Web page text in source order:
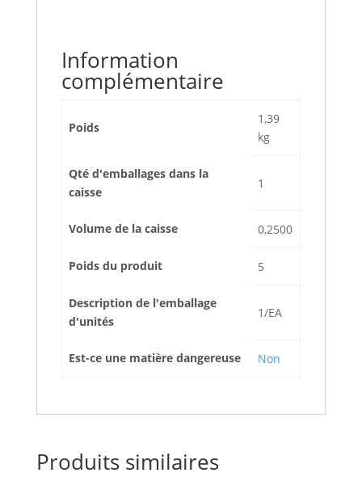
Information
complémentaire
Poids
1,39
kg
Qté d'emballages dans la
caisse
1
Volume de la caisse 0,2500
Poids du produit 5
Description de l'emballage
d'unités
1/EA
Est-ce une matière dangereuse Non
Produits similaires